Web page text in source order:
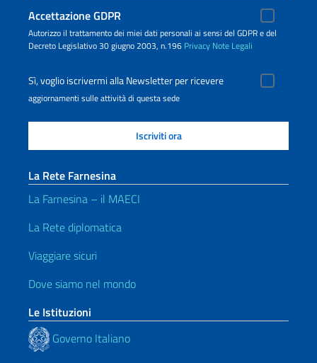
Accettazione GDPR
Autorizzo il trattamento dei miei dati personali ai sensi del GDPR e del
Decreto Legislativo 30 giugno 2003, n.196 Privacy Note Legali
Sì, voglio iscrivermi alla Newsletter per ricevere
aggiornamenti sulle attività di questa sede
La Rete Farnesina
La Farnesina – il MAECI
La Rete diplomatica
Viaggiare sicuri
Dove siamo nel mondo
Le Istituzioni
Governo Italiano